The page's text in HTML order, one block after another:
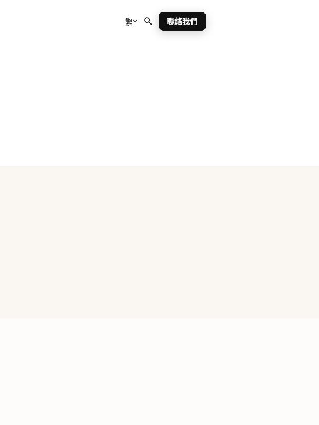
繁 聯絡我們